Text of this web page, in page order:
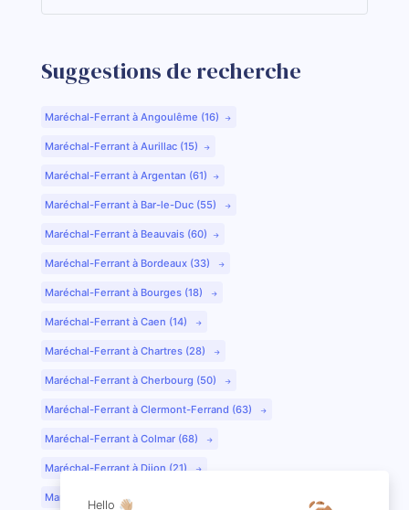
Suggestions de recherche
Maréchal-Ferrant à Angoulême (16)
Maréchal-Ferrant à Aurillac (15)
Maréchal-Ferrant à Argentan (61)
Maréchal-Ferrant à Bar-le-Duc (55)
Maréchal-Ferrant à Beauvais (60)
Maréchal-Ferrant à Bordeaux (33)
Maréchal-Ferrant à Bourges (18)
Maréchal-Ferrant à Caen (14)
Maréchal-Ferrant à Chartres (28)
Maréchal-Ferrant à Cherbourg (50)
Maréchal-Ferrant à Clermont-Ferrand (63)
Maréchal-Ferrant à Colmar (68)
Maréchal-Ferrant à Dijon (21)
Maréchal-Ferrant à Evreux (27)
Hello 👋🏼